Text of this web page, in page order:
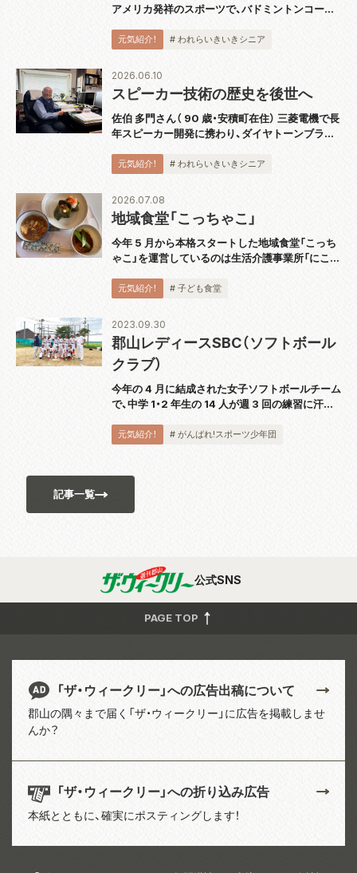
アメリカ発祥のスポーツで、バドミントンコート
ケットを使用し、穴あきのプラスチックボールを
激...
元気紹介！ # われらいきいきシニア
スピーカー技術の歴史を後世へ
佐伯 多門さん（ 90 歳・安積町在住） 三菱電機で長
年スピーカー開発に携わり、ダイヤトーンブラン
に『スピーカー技術の 100 年』完結巻を出版し、
元気紹介！ # われらいきいきシニア
2026.06.10
地域食堂「こっちゃこ」
今年 5 月から本格スタートした地域食堂「こっち
ゃこ」を運営しているのは生活介護事業所「にこっ
い者の通所障がい福祉サービスを提供しているの
元気紹介！ # 子ども食堂
2026.07.08
郡山レディースSBC（ソフトボール
クラブ）
今年の 4 月に結成された女子ソフトボールチーム
で、中学 1・2 年生の 14 人が週 3 回の練習に汗を
思を誰に対しても伝えられるよう、日頃の練習か
元気紹介！ # がんばれ!スポーツ少年団
2023.09.30
記事一覧
公式SNS
PAGE TOP
「ザ・ウィークリー」への広告出稿について
郡山の隅々まで届く「ザ・ウィークリー」に広告を掲載しませ
んか？
「ザ・ウィークリー」への折り込み広告
本紙とともに、確実にポスティングします！